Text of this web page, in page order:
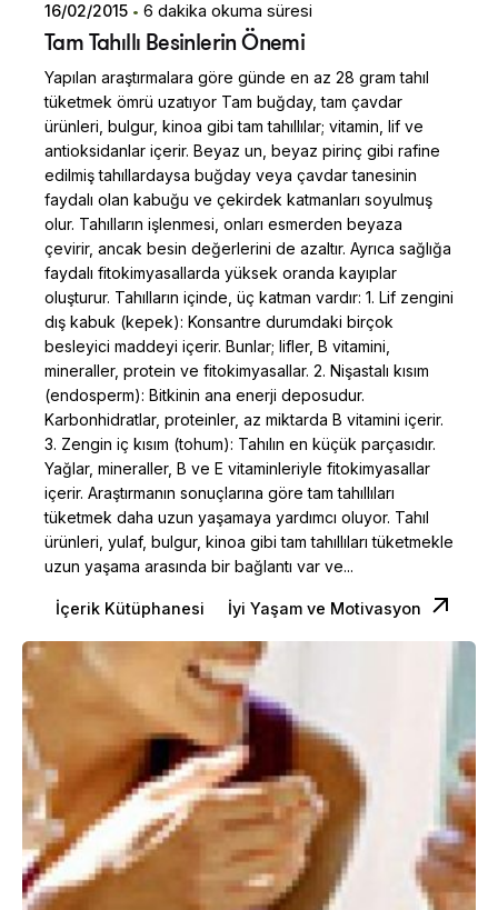
Posted by
Dilara Koçak
16/02/2015 6 dakika okuma süresi
Tam Tahıllı Besinlerin Önemi
Yapılan araştırmalara göre günde en az 28 gram tahıl
tüketmek ömrü uzatıyor Tam buğday, tam çavdar
ürünleri, bulgur, kinoa gibi tam tahıllılar; vitamin, lif ve
antioksidanlar içerir. Beyaz un, beyaz pirinç gibi rafine
edilmiş tahıllardaysa buğday veya çavdar tanesinin
faydalı olan kabuğu ve çekirdek katmanları soyulmuş
olur. Tahılların işlenmesi, onları esmerden beyaza
çevirir, ancak besin değerlerini de azaltır. Ayrıca sağlığa
faydalı fitokimyasallarda yüksek oranda kayıplar
oluşturur. Tahılların içinde, üç katman vardır: 1. Lif zengini
dış kabuk (kepek): Konsantre durumdaki birçok
besleyici maddeyi içerir. Bunlar; lifler, B vitamini,
mineraller, protein ve fitokimyasallar. 2. Nişastalı kısım
(endosperm): Bitkinin ana enerji deposudur.
Karbonhidratlar, proteinler, az miktarda B vitamini içerir.
3. Zengin iç kısım (tohum): Tahılın en küçük parçasıdır.
Yağlar, mineraller, B ve E vitaminleriyle fitokimyasallar
içerir. Araştırmanın sonuçlarına göre tam tahıllıları
tüketmek daha uzun yaşamaya yardımcı oluyor. Tahıl
ürünleri, yulaf, bulgur, kinoa gibi tam tahıllıları tüketmekle
uzun yaşama arasında bir bağlantı var ve...
İçerik Kütüphanesi İyi Yaşam ve Motivasyon
Posted by